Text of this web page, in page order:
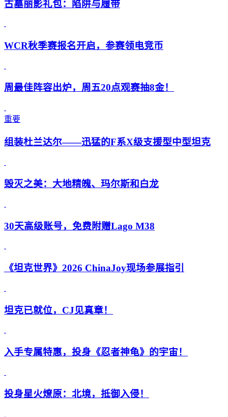
古墓丽影礼包：陷阱与履带
WCR秋季赛报名开启，参赛领电竞币
周最佳阵容出炉，周五20点观赛抽8金！
重要
组装杜兰达尔——迅猛的F系X级支援型中型坦克
毁灭之美：大地精魄、玛尔斯和白龙
30天高级账号，免费附赠Lago M38
《坦克世界》2026 ChinaJoy现场参展指引
坦克已就位，CJ见真章！
入手专属特惠，投身《忍者神龟》的宇宙！
投身星火燎原：北境，抵御入侵！